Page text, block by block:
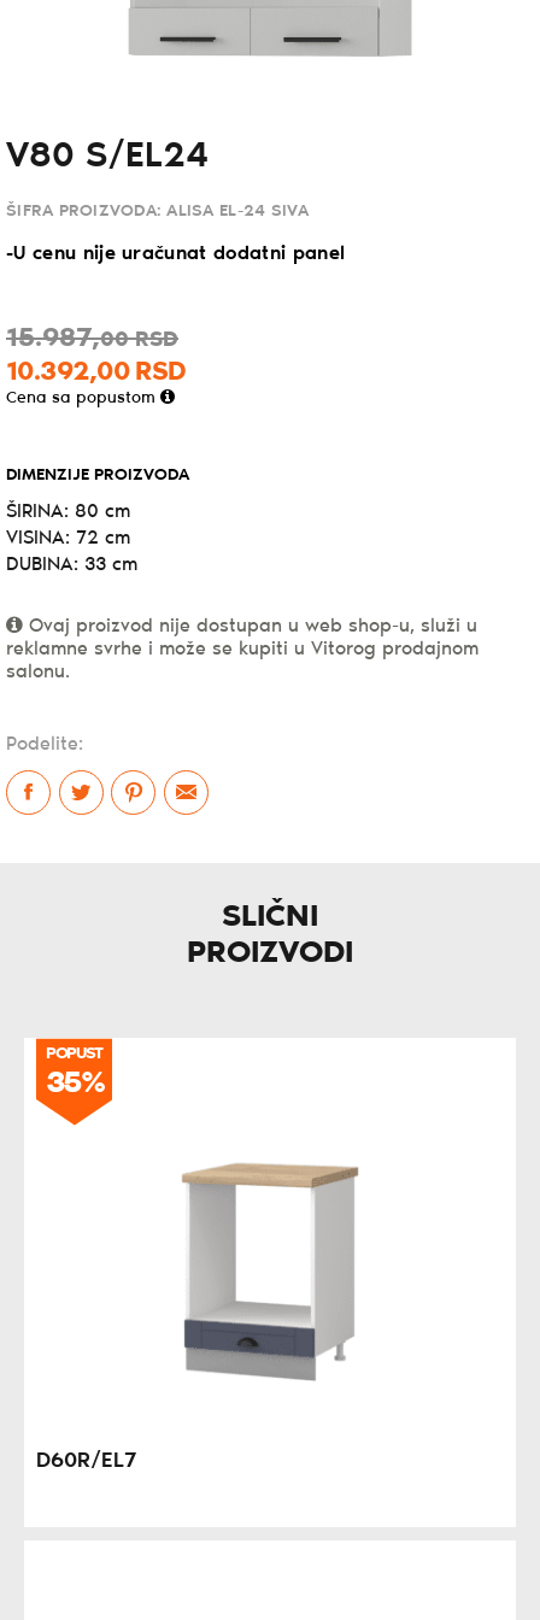
V80 S/EL24
ŠIFRA PROIZVODA:ALISA EL-24 SIVA
-U cenu nije uračunat dodatni panel
15.987,00 RSD
10.392,00 RSD
Cena sa popustom
DIMENZIJE PROIZVODA
ŠIRINA: 80 cm
VISINA: 72 cm
DUBINA: 33 cm
Ovaj proizvod nije dostupan u web shop-u, služi u
reklamne svrhe i može se kupiti u Vitorog prodajnom
salonu.
Podelite:
SLIČNI
PROIZVODI
POPUST
35%
D60R/EL7